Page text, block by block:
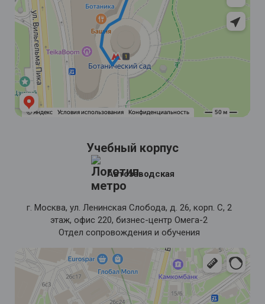
Учебный корпус
Автозаводская
г. Москва, ул. Ленинская Слобода, д. 26, корп. С, 2
этаж, офис 220, бизнес-центр Омега-2
Отдел сопровождения и обучения